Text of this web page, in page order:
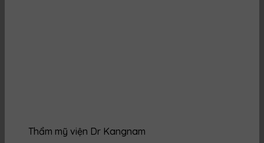
Thẩm mỹ viện Dr Kangnam